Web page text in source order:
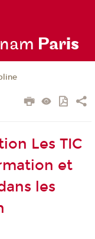
Paris
Les TIC
et
les